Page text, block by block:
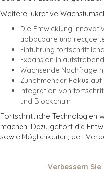
Weitere lukrative
Die Entwicklung
abbaubare und
Einführung
Expansion in
Wachsende Nachfrage
Zunehmender Fokus
Integration von
und Blockchain
Fortschrittliche Technologien
machen. Dazu gehört die
sowie Möglichkeiten, den
Verbessern